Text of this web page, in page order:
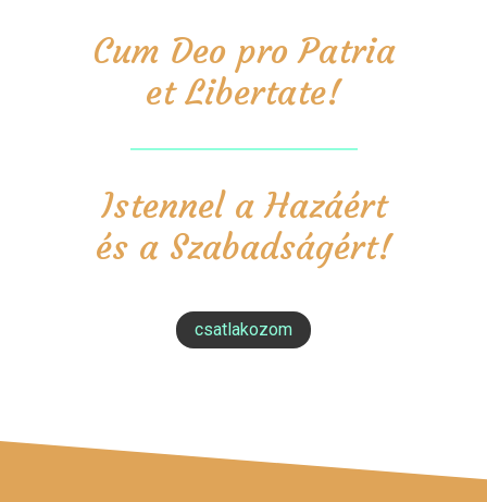
Cum Deo pro Patria
et Libertate!
Istennel a Hazáért
és a Szabadságért!
csatlakozom